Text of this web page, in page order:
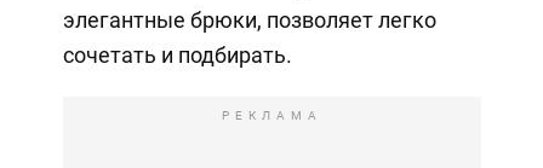
элегантные брюки, позволяет легко
сочетать и подбирать.
РЕКЛАМА